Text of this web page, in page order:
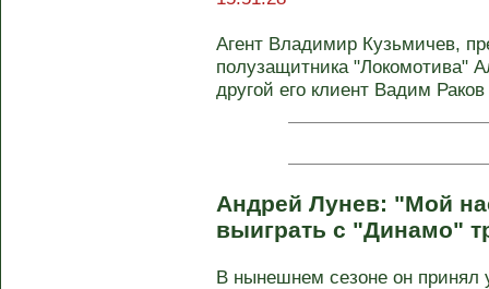
Агент Владимир Кузьмичев,
полузащитника "Локомотива"
другой его клиент Вадим
Андрей Лунев: "Мой
выиграть с "Динамо"
В нынешнем сезоне он принял